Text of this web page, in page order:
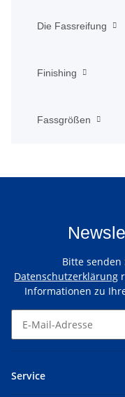
Die Fassreifung
Finishing
Fassgrößen
Bitte
Datenschutzerklärung
Informationen zu
Service